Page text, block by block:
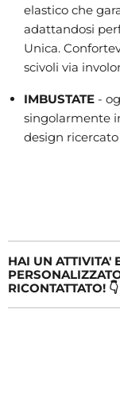
elastico che
adattandosi
Unica.
scivoli via
IMBUSTATE -
singolarmente
design
HAI UN ATTIVITA'
RICONTATTATO! 👇